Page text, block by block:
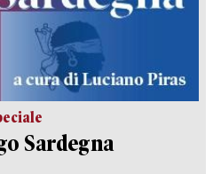
Sardegna